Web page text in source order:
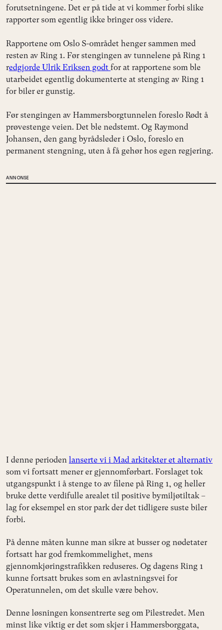
forutsetningene. Det er på tide at vi kommer forbi slike
rapporter som egentlig ikke bringer oss videre.
Rapportene om Oslo S-området henger sammen med
resten av Ring 1. Før stengingen av tunnelene på Ring 1
redgjorde Ulrik Eriksen godt for at rapportene som ble
utarbeidet egentlig dokumenterte at stenging av Ring 1
for biler er gunstig.
Før stengingen av Hammersborgtunnelen foreslo Rødt å
prøvestenge veien. Det ble nedstemt. Og Raymond
Johansen, den gang byrådsleder i Oslo, foreslo en
permanent stengning, uten å få gehør hos egen regjering.
ANNONSE
I denne perioden lanserte vi i Mad arkitekter et alternativ
som vi fortsatt mener er gjennomførbart. Forslaget tok
utgangspunkt i å stenge to av filene på Ring 1, og heller
bruke dette verdifulle arealet til positive bymiljøtiltak –
lag for eksempel en stor park der det tidligere suste biler
forbi.
På denne måten kunne man sikre at busser og nødetater
fortsatt har god fremkommelighet, mens
gjennomkjøringstrafikken reduseres. Og dagens Ring 1
kunne fortsatt brukes som en avlastningsvei for
Operatunnelen, om det skulle være behov.
Denne løsningen konsentrerte seg om Pilestredet. Men
minst like viktig er det som skjer i Hammersborggata,